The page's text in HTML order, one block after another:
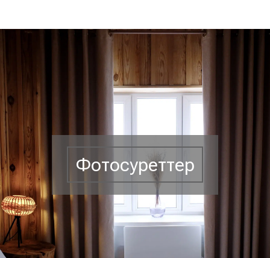
Фотосуреттер